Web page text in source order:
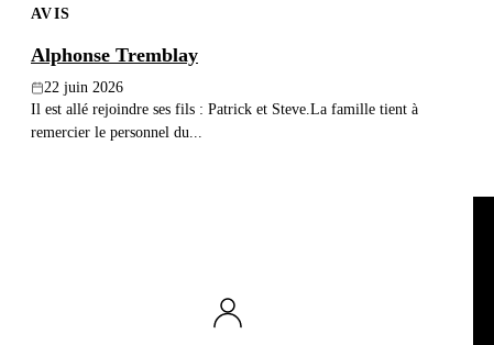
AVIS
Alphonse Tremblay
22 juin 2026
Il est allé rejoindre ses fils : Patrick et Steve.La famille tient à
remercier le personnel du...